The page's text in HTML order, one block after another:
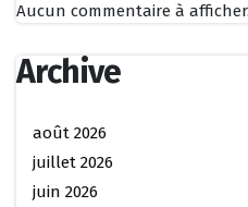
Aucun commentaire à afficher.
Archive
août 2026
juillet 2026
juin 2026